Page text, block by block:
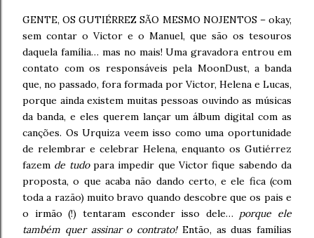
GENTE, OS GUTIÉRREZ SÃO MESMO NOJENTOS – okay,
sem contar o Victor e o Manuel, que são os tesouros
daquela família… mas no mais! Uma gravadora entrou em
contato com os responsáveis pela MoonDust, a banda
que, no passado, fora formada por Victor, Helena e Lucas,
porque ainda existem muitas pessoas ouvindo as músicas
da banda, e eles querem lançar um álbum digital com as
canções. Os Urquiza veem isso como uma oportunidade
de relembrar e celebrar Helena, enquanto os Gutiérrez
fazem de tudopara impedir que Victor fique sabendo da
proposta, o que acaba não dando certo, e ele fica (com
toda a razão) muito bravo quando descobre que os pais e
o irmão (!) tentaram esconder isso dele… porque ele
também quer assinar o contrato!Então, as duas famílias